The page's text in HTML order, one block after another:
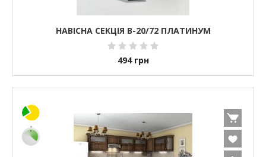
НАВІСНА СЕКЦІЯ В-20/72 ПЛАТИНУМ
494 грн